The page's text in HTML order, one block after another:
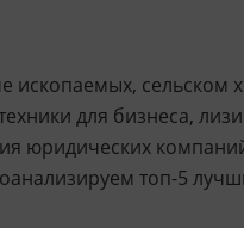
ископаемых, сельском
для бизнеса,
юридических
топ-5